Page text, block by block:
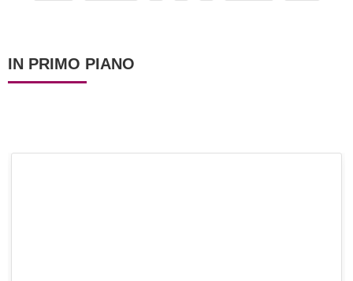
IN PRIMO PIANO